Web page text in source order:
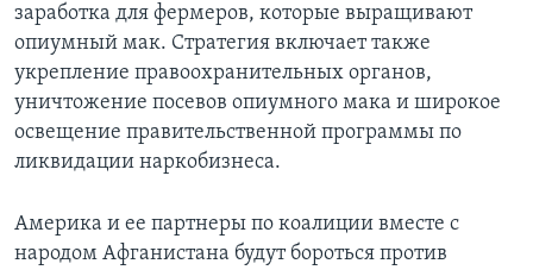
заработка для фермеров, которые выращивают
опиумный мак. Стратегия включает также
укрепление правоохранительных органов,
уничтожение посевов опиумного мака и широкое
освещение правительственной программы по
ликвидации наркобизнеса.
Америка и ее партнеры по коалиции вместе с
народом Афганистана будут бороться против